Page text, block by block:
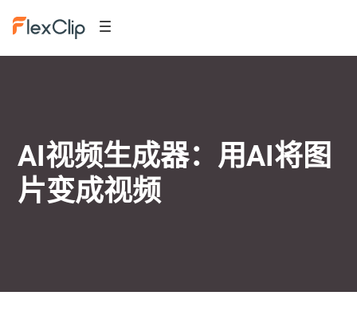
AI视频生成器：用AI将图
片变成视频